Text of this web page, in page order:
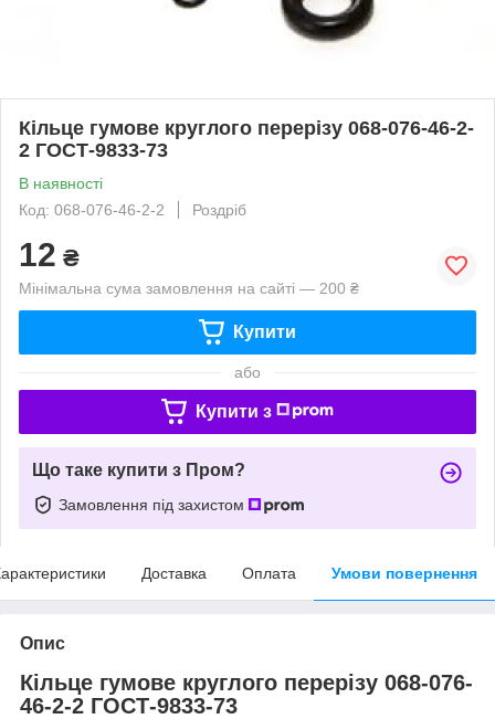
Кільце гумове круглого перерізу 068-076-46-2-
2 ГОСТ-9833-73
В наявності
Код: 068-076-46-2-2
Роздріб
12 ₴
Мінімальна сума замовлення на сайті — 200 ₴
Купити
або
Купити з
Що таке купити з Пром?
Замовлення під захистом
Доставка Оплата Умови повернення
Опис
Кільце гумове круглого перерізу 068-076-
46-2-2 ГОСТ-9833-73